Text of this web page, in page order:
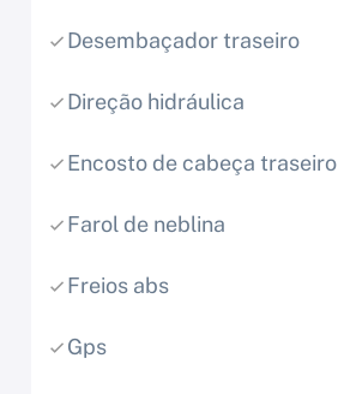
Desembaçador traseiro
Direção hidráulica
Encosto de cabeça traseiro
Farol de neblina
Freios abs
Gps